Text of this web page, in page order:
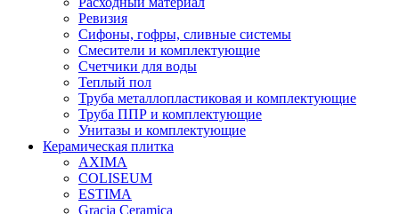
Ревизия
Сифоны, гофры, сливные системы
Смесители и комплектующие
Счетчики для воды
Теплый пол
Труба металлопластиковая и комплектующие
Труба ППР и комплектующие
Унитазы и комплектующие
Керамическая плитка
AXIMA
COLISEUM
ESTIMA
Gracia Ceramica